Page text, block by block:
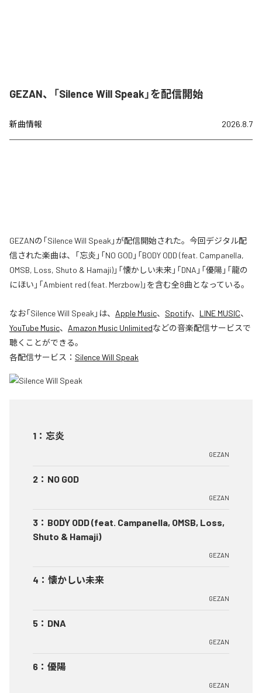
GEZAN、「Silence Will Speak」を配信開始
新曲情報 2026.8.7
GEZANの「Silence Will Speak」が配信開始された。今回デジタル配
信された楽曲は、「忘炎」「NO GOD」「BODY ODD (feat. Campanella,
OMSB, Loss, Shuto & Hamaji)」「懐かしい未来」「DNA」「優陽」「龍の
にほい」「Ambient red (feat. Merzbow)」を含む全8曲となっている。
なお「Silence Will Speak 」は、 Apple Music、 Spotify、 LINE MUSIC、
YouTube Music、 Amazon Music Unlimitedなどの音楽配信サービスで
聴くことができる。
各配信サービス： Silence Will Speak
1 ： 忘炎
GEZAN
2 ： NO GOD
GEZAN
3 ： BODY ODD (feat. Campanella, OMSB, Loss,
Shuto & Hamaji)
GEZAN
4 ： 懐かしい未来
GEZAN
5 ： DNA
GEZAN
6 ： 優陽
GEZAN